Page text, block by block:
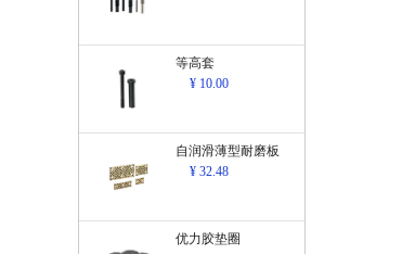
等高套
¥ 10.00
自润滑薄型耐磨板
¥ 32.48
优力胶垫圈